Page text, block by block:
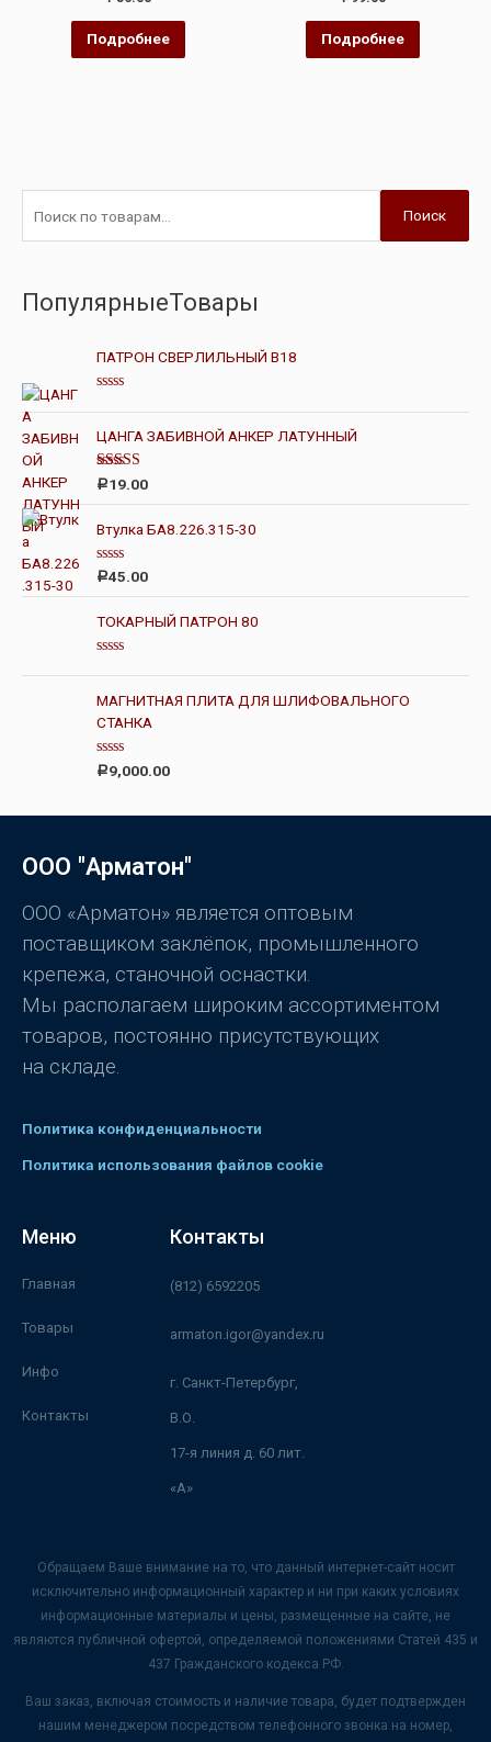
из
5
Подробнее
из
5
Подробнее
Поиск
ПопулярныеТовары
ПАТРОН СВЕРЛИЛЬНЫЙ В18
ц
е
н
к
а
0
и
5
ЦАНГА ЗАБИВНОЙ АНКЕР ЛАТУННЫЙ
Оценка
Р19.00
Втулка БА8.226.315-30
О
н
к
а
и
5
Р45.00
ТОКАРНЫЙ ПАТРОН 80
ц
е
н
к
0
и
з
МАГНИТНАЯ ПЛИТА ДЛЯ ШЛИФОВАЛЬНОГО
СТАНКА
О
и
з
Р9,000.00
ООО "Арматон"
ООО «Арматон» является оптовым
поставщиком заклёпок, промышленного
крепежа, станочной оснастки.
Мы располагаем широким ассортиментом
товаров, постоянно присутствующих
на складе.
Политика конфиденциальности
Политика использования файлов cookie
Меню
Главная
Товары
Инфо
Контакты
Контакты
(812) 6592205
armaton.igor@yandex.ru
г. Санкт-Петербург,
В.О.
17-я линия д. 60 лит.
«А»
Обращаем Ваше внимание на то, что данный интернет-сайт носит
исключительно информационный характер и ни при каких условиях
информационные материалы и цены, размещенные на сайте, не
являются публичной офертой, определяемой положениями Статей 435 и
437 Гражданского кодекса РФ.
Ваш заказ, включая стоимость и наличие товара, будет подтвержден
нашим менеджером посредством телефонного звонка на номер,